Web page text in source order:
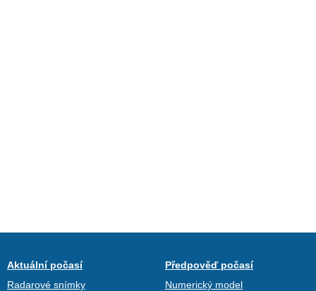
Aktuální počasí
Radarové snímky
Předpověď počasí
Numerický model